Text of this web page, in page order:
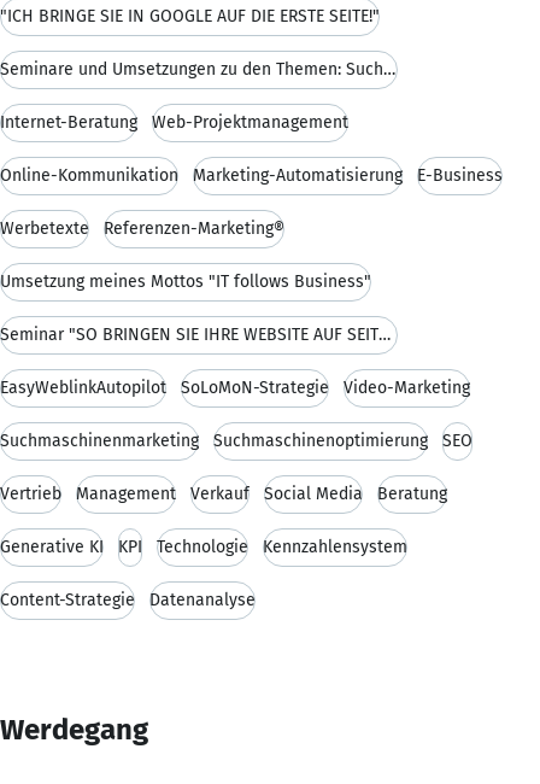
"ICH BRINGE SIE IN GOOGLE AUF DIE ERSTE SEITE!"
Seminare und Umsetzungen zu den Themen: Suchmaschi
Internet-Beratung Web-Projektmanagement
Online-Kommunikation Marketing-Automatisierung E-Business
Werbetexte Referenzen-Marketing®
Umsetzung meines Mottos "IT follows Business"
Seminar "SO BRINGEN SIE IHRE WEBSITE AUF SEITE EIN
EasyWeblinkAutopilot SoLoMoN-Strategie Video-Marketing
Suchmaschinenmarketing Suchmaschinenoptimierung SEO
Vertrieb Management Verkauf Social Media Beratung
Generative KI KPI Technologie Kennzahlensystem
Content-Strategie Datenanalyse
Werdegang